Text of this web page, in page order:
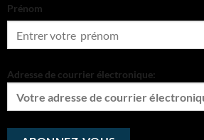
Prénom
Adresse de courrier électronique: